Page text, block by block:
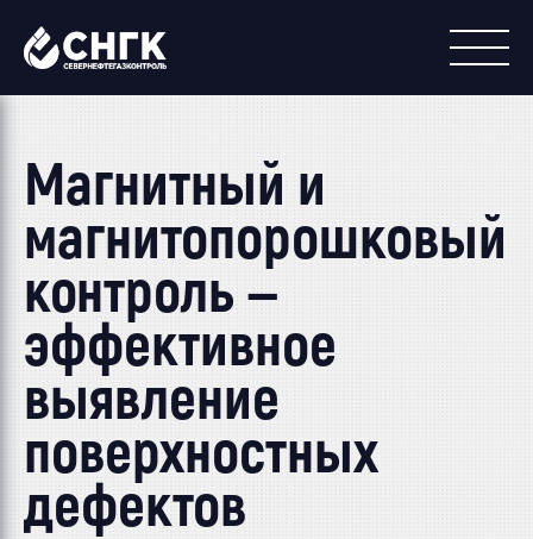
Магнитный и
магнитопорошковый
контроль —
эффективное
выявление
поверхностных
дефектов